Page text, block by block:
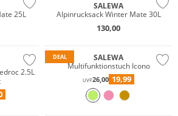
25L
SALEWA
Alpinrucksack Winter Mate 30L
130,00
2.5L
DEAL
SALEWA
Multifunktionstuch Icono
UVP26,00 19,99